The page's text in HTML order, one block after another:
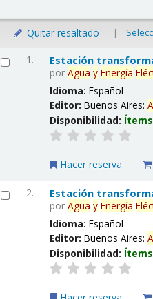
Quitar resaltado |
1. Estación
porAgua y Energía
Idioma:Español
Editor:Buenos Aires:
Disponibilidad:
Hacer reserva
2. Estación
porAgua y Energía
Idioma:Español
Editor:Buenos Aires:
Disponibilidad: